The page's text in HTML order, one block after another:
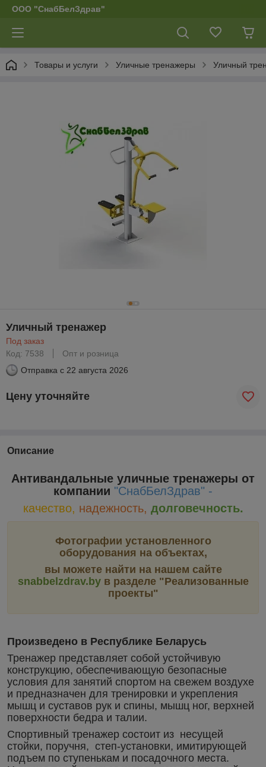
ООО "СнабБелЗдрав"
Товары и услуги Уличные тренажеры Уличный
Уличный тренажер
Под заказ
Код: 7538
Опт и розница
Отправка с 22 августа 2026
Цену уточняйте
Описание
Антивандальные уличные тренажеры от
компании "СнабБелЗдрав" -
качество, надежность, долговечность.
Фотографии установленного
оборудования на объектах,
вы можете найти на нашем сайте
snabbelzdrav.byв разделе "Реализованные
проекты"
Произведено в Республике Беларусь
Тренажер представляет собой устойчивую
конструкцию, обеспечивающую безопасные
условия для занятий спортом на свежем воздухе
и предназначен для тренировки и укрепления
мышц и суставов рук и спины, мышц ног, верхней
поверхности бедра и талии.
Спортивный тренажер состоит из несущей
стойки, поручня, степ-установки, имитирующей
подъем по ступенькам и посадочного места.